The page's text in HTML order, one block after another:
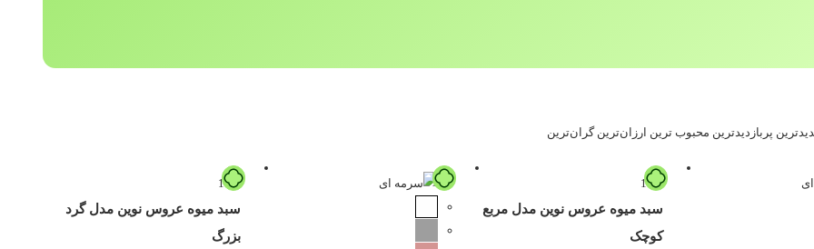
پربازدیدترین محبوب ترین ارزان‌ترین گران‌ترین
17%
سبد میوه عروس نوین مدل مربع
کوچک
11%
سبد میوه عروس نوین مدل گرد
بزرگ